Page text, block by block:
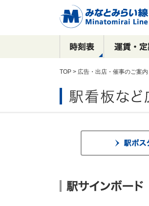
横浜駅
元町・中華街方面
運賃
全路線マップ
目的別で探す！
観光スポット案内
駅看板など
広告出稿のご案内
デジタルサイネージ
TOP > 広告・出店・催事のご案内